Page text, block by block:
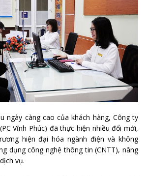
ngày càng cao của khách hàng, Công ty
Vĩnh Phúc) đã thực hiện nhiều đổi mới,
hiện đại hóa ngành điện và không
dụng công nghệ thông tin (CNTT), nâng
vụ.